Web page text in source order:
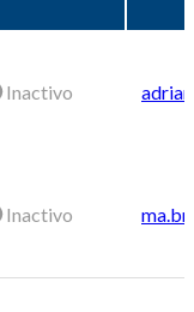
Inactivo
Inactivo